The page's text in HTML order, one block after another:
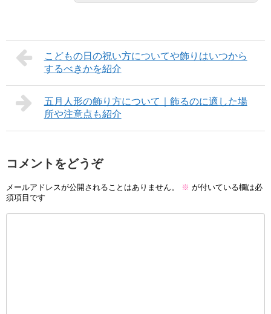
こどもの日の祝い方についてや飾りはいつから
するべきかを紹介
五月人形の飾り方について｜飾るのに適した場
所や注意点も紹介
コメントをどうぞ
メールアドレスが公開されることはありません。 ※ が付いている欄は必
須項目です